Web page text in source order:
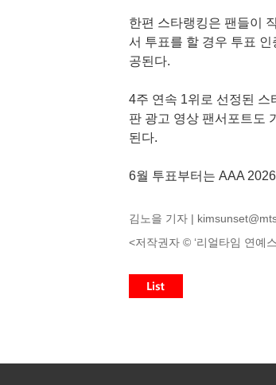
한편 스타랭킹은 팬들이
서 투표를 할 경우 투표
공된다.
4주 연속 1위로 선정된 스
판 광고 영상 팬서포트도
된다.
6월 투표부터는 AAA
김노을 기자 |
<저작권자 © ‘리얼타임 연예